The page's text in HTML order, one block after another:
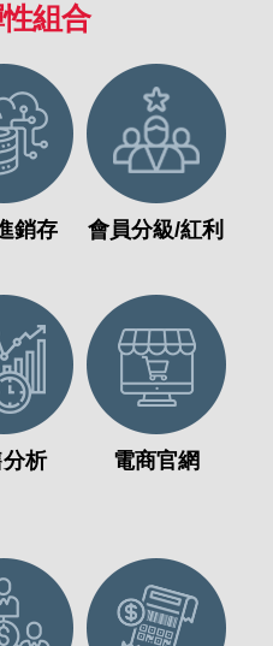
組合
銷存 會員分級/紅利
析 電商官網